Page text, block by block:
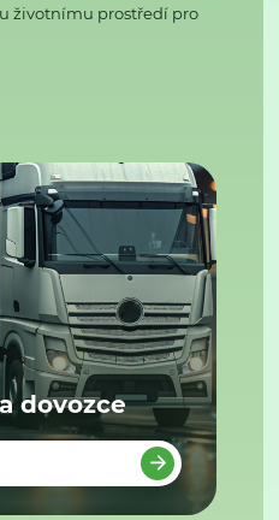
životnímu prostředí pro
dovozce